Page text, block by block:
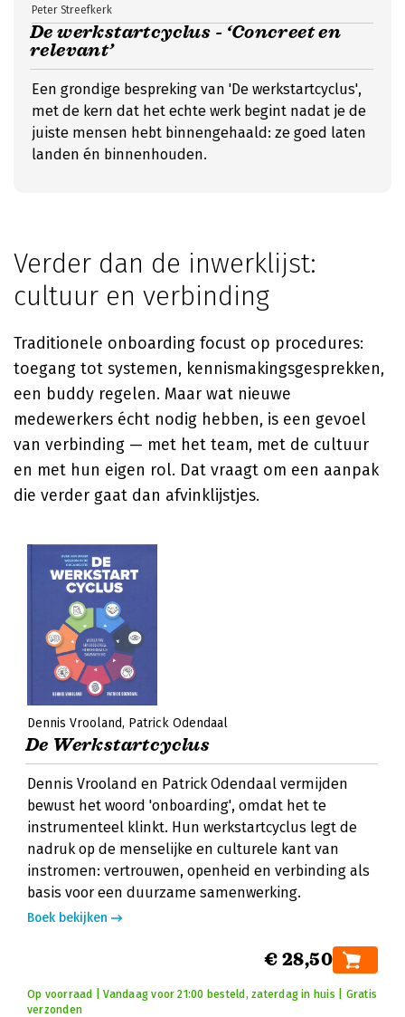
De werkstartcyclus - ‘Concreet en
relevant’
Peter Streefkerk
Een grondige bespreking van 'De werkstartcyclus',
met de kern dat het echte werk begint nadat je de
juiste mensen hebt binnengehaald: ze goed laten
landen én binnenhouden.
Verder dan de inwerklijst:
cultuur en verbinding
Traditionele onboarding focust op procedures:
toegang tot systemen, kennismakingsgesprekken,
een buddy regelen. Maar wat nieuwe
medewerkers écht nodig hebben, is een gevoel
van verbinding — met het team, met de cultuur
en met hun eigen rol. Dat vraagt om een aanpak
die verder gaat dan afvinklijstjes.
Dennis Vrooland Patrick Odendaal
De Werkstartcyclus
Dennis Vrooland en Patrick Odendaal vermijden
bewust het woord 'onboarding', omdat het te
instrumenteel klinkt. Hun werkstartcyclus legt de
nadruk op de menselijke en culturele kant van
instromen: vertrouwen, openheid en verbinding als
basis voor een duurzame samenwerking.
Boek bekijken
€ 28,50
Op voorraad | Vandaag voor 21:00 besteld, zaterdag in huis | Gratis
verzonden